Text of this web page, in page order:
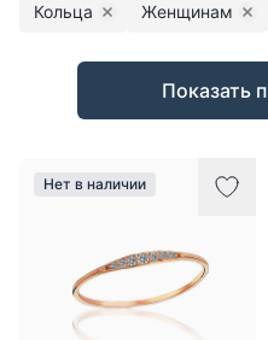
Кольца Remove filter
Женщинам
Товары
Показать
Нет в наличии